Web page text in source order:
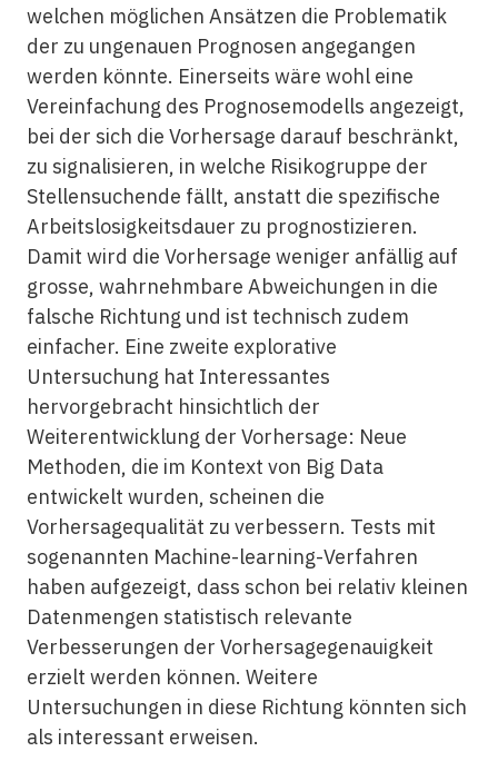
welchen möglichen Ansätzen die Problematik
der zu ungenauen Prognosen angegangen
werden könnte. Einerseits wäre wohl eine
Vereinfachung des Prognosemodells angezeigt,
bei der sich die Vorhersage darauf beschränkt,
zu signalisieren, in welche Risikogruppe der
Stellensuchende fällt, anstatt die spezifische
Arbeitslosigkeitsdauer zu prognostizieren.
Damit wird die Vorhersage weniger anfällig auf
grosse, wahrnehmbare Abweichungen in die
falsche Richtung und ist technisch zudem
einfacher. Eine zweite explorative
Untersuchung hat Interessantes
hervorgebracht hinsichtlich der
Weiterentwicklung der Vorhersage: Neue
Methoden, die im Kontext von Big Data
entwickelt wurden, scheinen die
Vorhersagequalität zu verbessern. Tests mit
sogenannten Machine-learning-Verfahren
haben aufgezeigt, dass schon bei relativ kleinen
Datenmengen statistisch relevante
Verbesserungen der Vorhersagegenauigkeit
erzielt werden können. Weitere
Untersuchungen in diese Richtung könnten sich
als interessant erweisen.